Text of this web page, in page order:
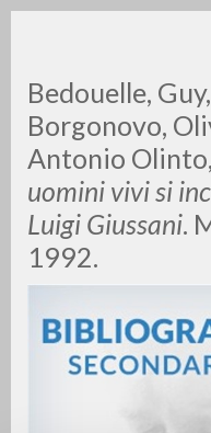
Bedouelle,
Borgonovo,
Antonio
uomini vivi si
Luigi Giussani.
1992.
0